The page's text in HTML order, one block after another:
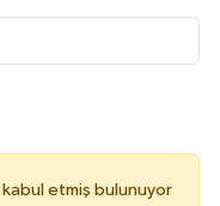
kabul etmiş bulunuyor